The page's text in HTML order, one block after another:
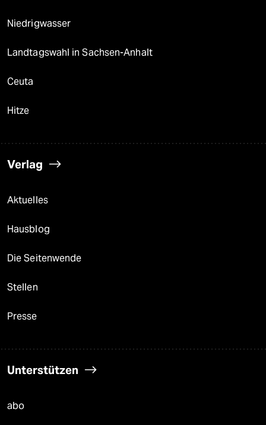
Niedrigwasser
Landtagswahl in Sachsen-Anhalt
Ceuta
Hitze
Verlag
Aktuelles
Hausblog
Die Seitenwende
Stellen
Presse
Unterstützen
abo